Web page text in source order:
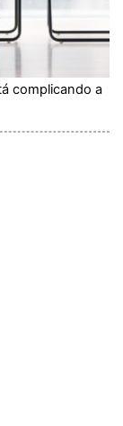
complicando a